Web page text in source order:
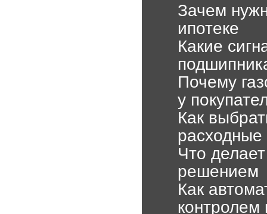
Зачем
ипотеке
Какие
Почему
у
Как
Что
решением
Как
контролем